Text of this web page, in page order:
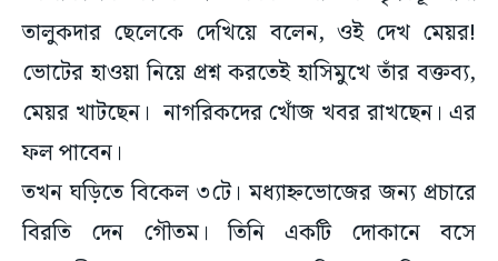
তালুকদার ছেলেকে দেখিয়ে বলেন, ওই দেখ মেয়র!
ভোটের হাওয়া নিয়ে প্রশ্ন করতেই হাসিমুখে তাঁর বক্তব্য,
মেয়র খাটছেন। নাগরিকদের খোঁজ খবর রাখছেন। এর
ফল পাবেন।
তখন ঘড়িতে বিকেল ৩টে। মধ্যাহ্নভোজের জন্য প্রচারে
বিরতি দেন গৌতম। তিনি একটি দোকানে বসে